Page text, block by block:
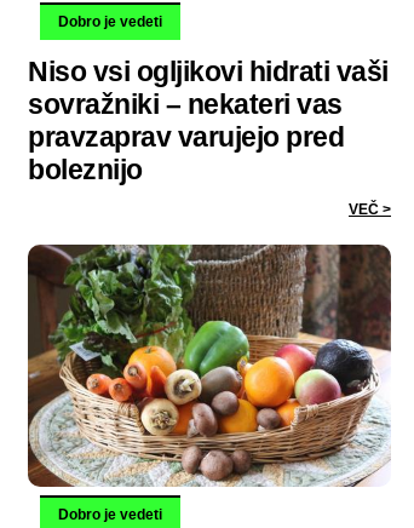
Dobro je vedeti
Niso vsi ogljikovi hidrati vaši
sovražniki – nekateri vas
pravzaprav varujejo pred
boleznijo
VEČ >
Dobro je vedeti